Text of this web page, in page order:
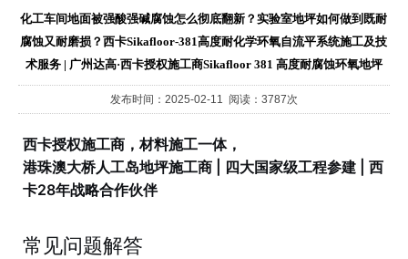
化工车间地面被强酸强碱腐蚀怎么彻底翻新？实验室地坪如何做到既耐
腐蚀又耐磨损？西卡Sikafloor-381高度耐化学环氧自流平系统施工及技
术服务 | 广州达高·西卡授权施工商Sikafloor 381 高度耐腐蚀环氧地坪
发布时间：2025-02-11 阅读：3787次
西卡授权施工商，材料施工一体，
港珠澳大桥人工岛地坪施工商 | 四大国家级工程参建 | 西
卡28年战略合作伙伴
常见问题解答